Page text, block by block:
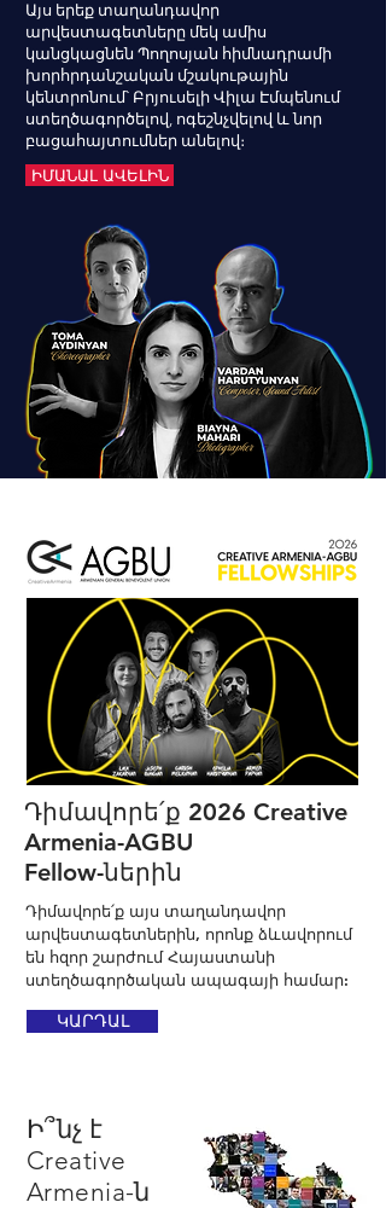
Այս երեք տաղանդավոր
արվեստագետները մեկ ամիս
կանցկացնեն Պողոսյան հիմնադրամի
խորհրդանշական մշակութային
կենտրոնում՝ Բրյուսելի Վիլա Էմպենում
ստեղծագործելով, ոգեշնչվելով և նոր
բացահայտումներ անելով։
ԻՄԱՆԱԼ ԱՎԵԼԻՆ
Դիմավորե՛ք 2026 Creative
Armenia-AGBU
Fellow-ներին
Դիմավորե՛ք այս տաղանդավոր
արվեստագետներին, որոնք ձևավորում
են հզոր շարժում Հայաստանի
ստեղծագործական ապագայի համար:
ԿԱՐԴԱԼ
Ի՞նչ է
Creative
Armenia-ն